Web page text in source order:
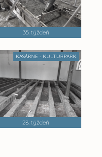
35. týždeň
KASÁRNE - KULTURPARK
28. týždeň